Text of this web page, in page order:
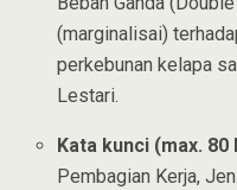
(marginalisai)
perkebunan kelapa
Lestari.
Kata kunci (max.
Pembagian Kerja,